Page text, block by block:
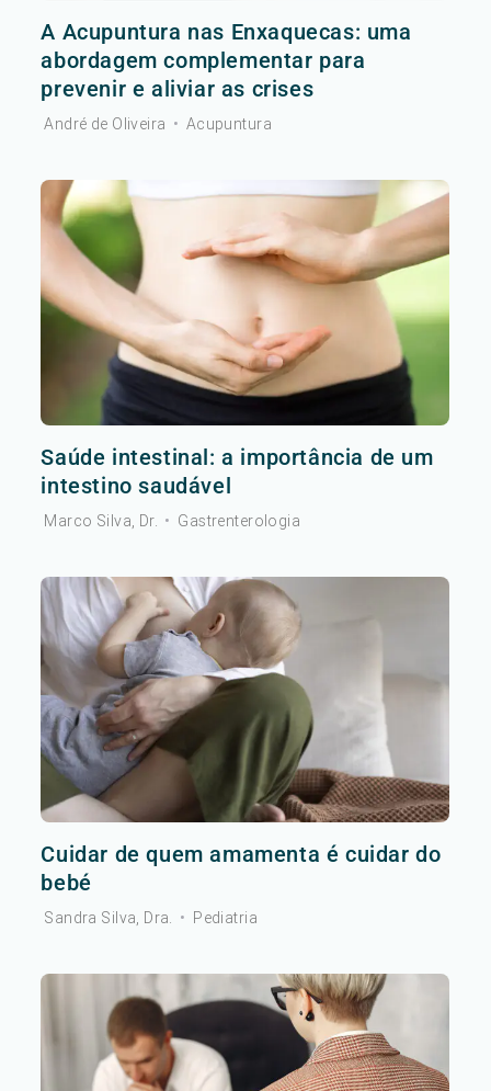
A Acupuntura nas Enxaquecas: uma
abordagem complementar para
prevenir e aliviar as crises
André de Oliveira • Acupuntura
Saúde intestinal: a importância de um
intestino saudável
Marco Silva, Dr. • Gastrenterologia
Cuidar de quem amamenta é cuidar do
bebé
Sandra Silva, Dra. • Pediatria